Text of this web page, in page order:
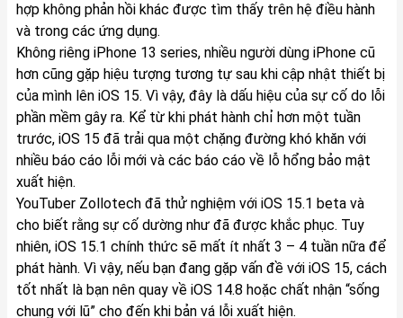
hợp không phản hồi khác được tìm thấy trên hệ điều hành
và trong các ứng dụng.
Không riêng iPhone 13 series, nhiều người dùng iPhone cũ
hơn cũng gặp hiệu tượng tương tự sau khi cập nhật thiết bị
của mình lên iOS 15. Vì vậy, đây là dấu hiệu của sự cố do lỗi
phần mềm gây ra. Kể từ khi phát hành chỉ hơn một tuần
trước, iOS 15 đã trải qua một chặng đường khó khăn với
nhiều báo cáo lỗi mới và các báo cáo về lỗ hổng bảo mật
xuất hiện.
YouTuber Zollotech đã thử nghiệm với iOS 15.1 beta và
cho biết rằng sự cố dường như đã được khắc phục. Tuy
nhiên, iOS 15.1 chính thức sẽ mất ít nhất 3 – 4 tuần nữa để
phát hành. Vì vậy, nếu bạn đang gặp vấn đề với iOS 15, cách
tốt nhất là bạn nên quay về iOS 14.8 hoặc chất nhận “sống
chung với lũ” cho đến khi bản vá lỗi xuất hiện.